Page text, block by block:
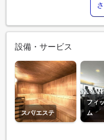
設備・サービス
スパ/エステ
フィ
ム